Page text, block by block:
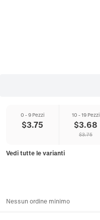
0 - 9 Pezzi
$3.75
10 - 19 Pezzi
$3.68
$3.75
Vedi tutte le varianti
Nessun ordine minimo